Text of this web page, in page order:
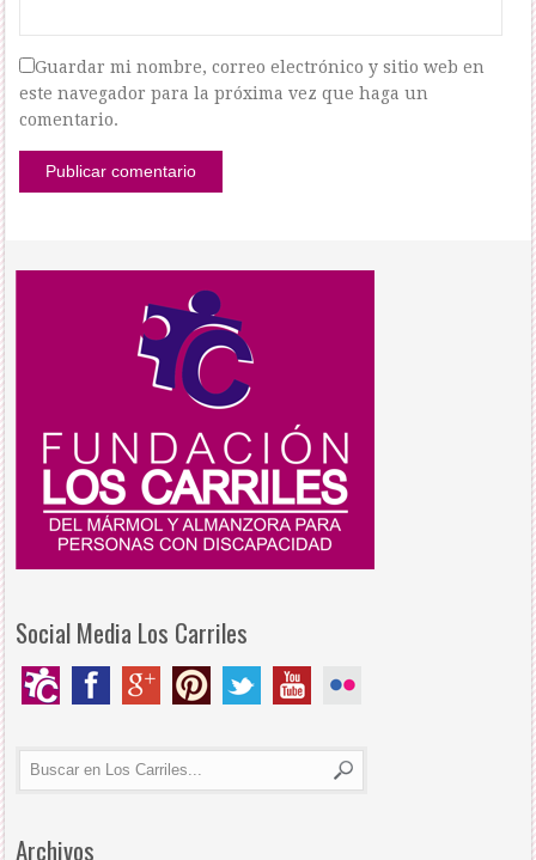
Guardar mi nombre, correo electrónico y sitio web en
este navegador para la próxima vez que haga un
comentario.
Social Media Los Carriles
Archivos